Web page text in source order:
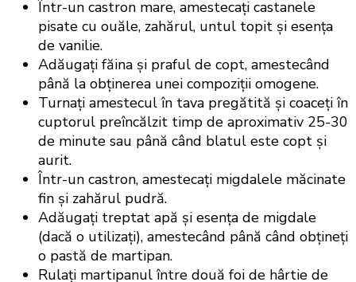
Într-un castron mare, amestecați castanele
pisate cu ouăle, zahărul, untul topit și esența
de vanilie.
Adăugați făina și praful de copt, amestecând
până la obținerea unei compoziții omogene.
Turnați amestecul în tava pregătită și coaceți în
cuptorul preîncălzit timp de aproximativ 25-30
de minute sau până când blatul este copt și
aurit.
Într-un castron, amestecați migdalele măcinate
fin și zahărul pudră.
Adăugați treptat apă și esența de migdale
(dacă o utilizați), amestecând până când obțineți
o pastă de martipan.
Rulați martipanul între două foi de hârtie de